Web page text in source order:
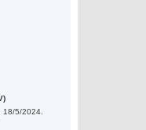
18/5/2024.